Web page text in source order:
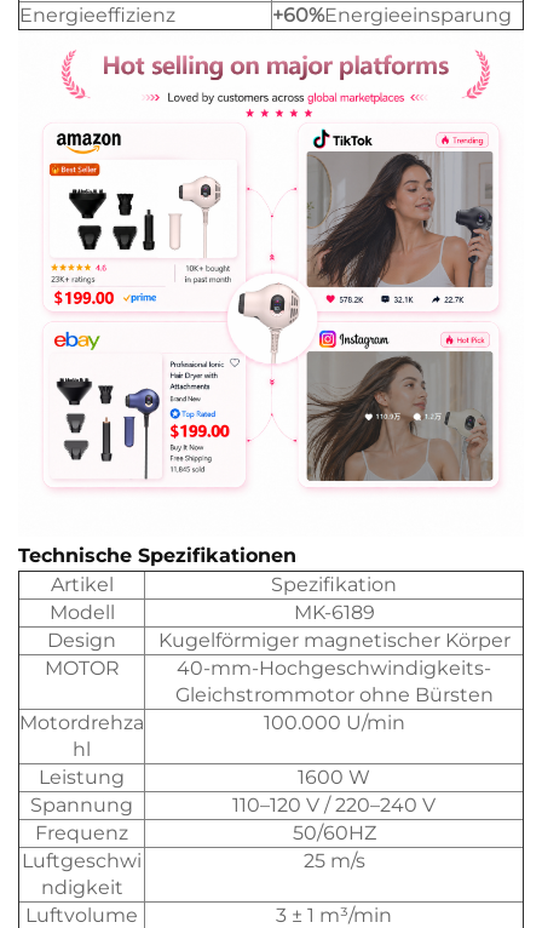
Energieeffizienz
+60%Energieeinsparung
Technische Spezifikationen
Artikel
Spezifikation
Modell
MK-6189
Design
Kugelförmiger magnetischer Körper
MOTOR
40-mm-Hochgeschwindigkeits-
Gleichstrommotor ohne Bürsten
Motordrehza
hl
100.000 U/min
Leistung
1600 W
Spannung
110–120 V / 220–240 V
Frequenz
50/60HZ
Luftgeschwi
ndigkeit
25 m/s
Luftvolume
3 ± 1 m³/min